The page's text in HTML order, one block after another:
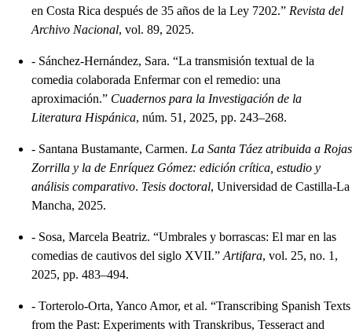
en Costa Rica después de 35 años de la Ley 7202.” Revista del
Archivo Nacional, vol. 89, 2025.
- Sánchez-Hernández, Sara. “La transmisión textual de la
comedia colaborada Enfermar con el remedio: una
aproximación.” Cuadernos para la Investigación de la
Literatura Hispánica, núm. 51, 2025, pp. 243–268.
- Santana Bustamante, Carmen. La Santa Táez atribuida a Rojas
Zorrilla y la de Enríquez Gómez: edición crítica, estudio y
análisis comparativo. Tesis doctoral, Universidad de Castilla-La
Mancha, 2025.
- Sosa, Marcela Beatriz. “Umbrales y borrascas: El mar en las
comedias de cautivos del siglo XVII.” Artifara, vol. 25, no. 1,
2025, pp. 483–494.
- Torterolo-Orta, Yanco Amor, et al. “Transcribing Spanish Texts
from the Past: Experiments with Transkribus, Tesseract and